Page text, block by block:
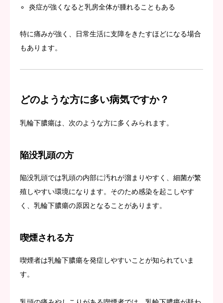
炎症が強くなると乳房全体が腫れることもある
特に痛みが強く、日常生活に支障をきたすほどになる場合
もあります。
どのような方に多い病気ですか？
乳輪下膿瘍は、次のような方に多くみられます。
陥没乳頭の方
陥没乳頭では乳頭の内部に汚れが溜まりやすく、細菌が繁
殖しやすい環境になります。そのため感染を起こしやす
く、乳輪下膿瘍の原因となることがあります。
喫煙される方
喫煙者は乳輪下膿瘍を発症しやすいことが知られていま
す。